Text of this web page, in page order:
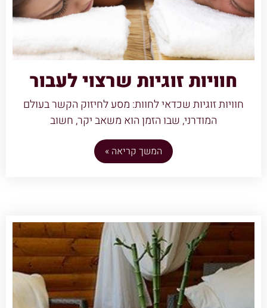
חוויות זוגיות שרצוי לעבור
חוויות זוגיות שכדאי לחוות: מסע לחיזוק הקשר בעולם
המודרני, שבו הזמן הוא משאב יקר, חשוב
המשך קריאה »